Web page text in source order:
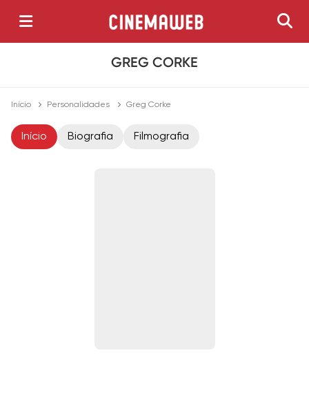
GREG CORKE
Início Personalidades Greg Corke
Início Biografia Filmografia